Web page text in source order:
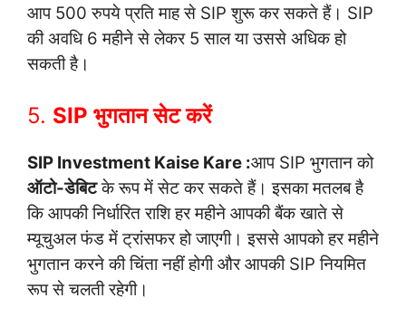
आप 500 रुपये प्रति माह से SIP शुरू कर सकते हैं। SIP
की अवधि 6 महीने से लेकर 5 साल या उससे अधिक हो
सकती है।
5. SIP भुगतान सेट करें
SIP Investment Kaise Kare :आप SIP भुगतान को
ऑटो-डेबिटके रूप में सेट कर सकते हैं। इसका मतलब है
कि आपकी निर्धारित राशि हर महीने आपकी बैंक खाते से
म्यूचुअल फंड में ट्रांसफर हो जाएगी। इससे आपको हर महीने
भुगतान करने की चिंता नहीं होगी और आपकी SIP नियमित
रूप से चलती रहेगी।